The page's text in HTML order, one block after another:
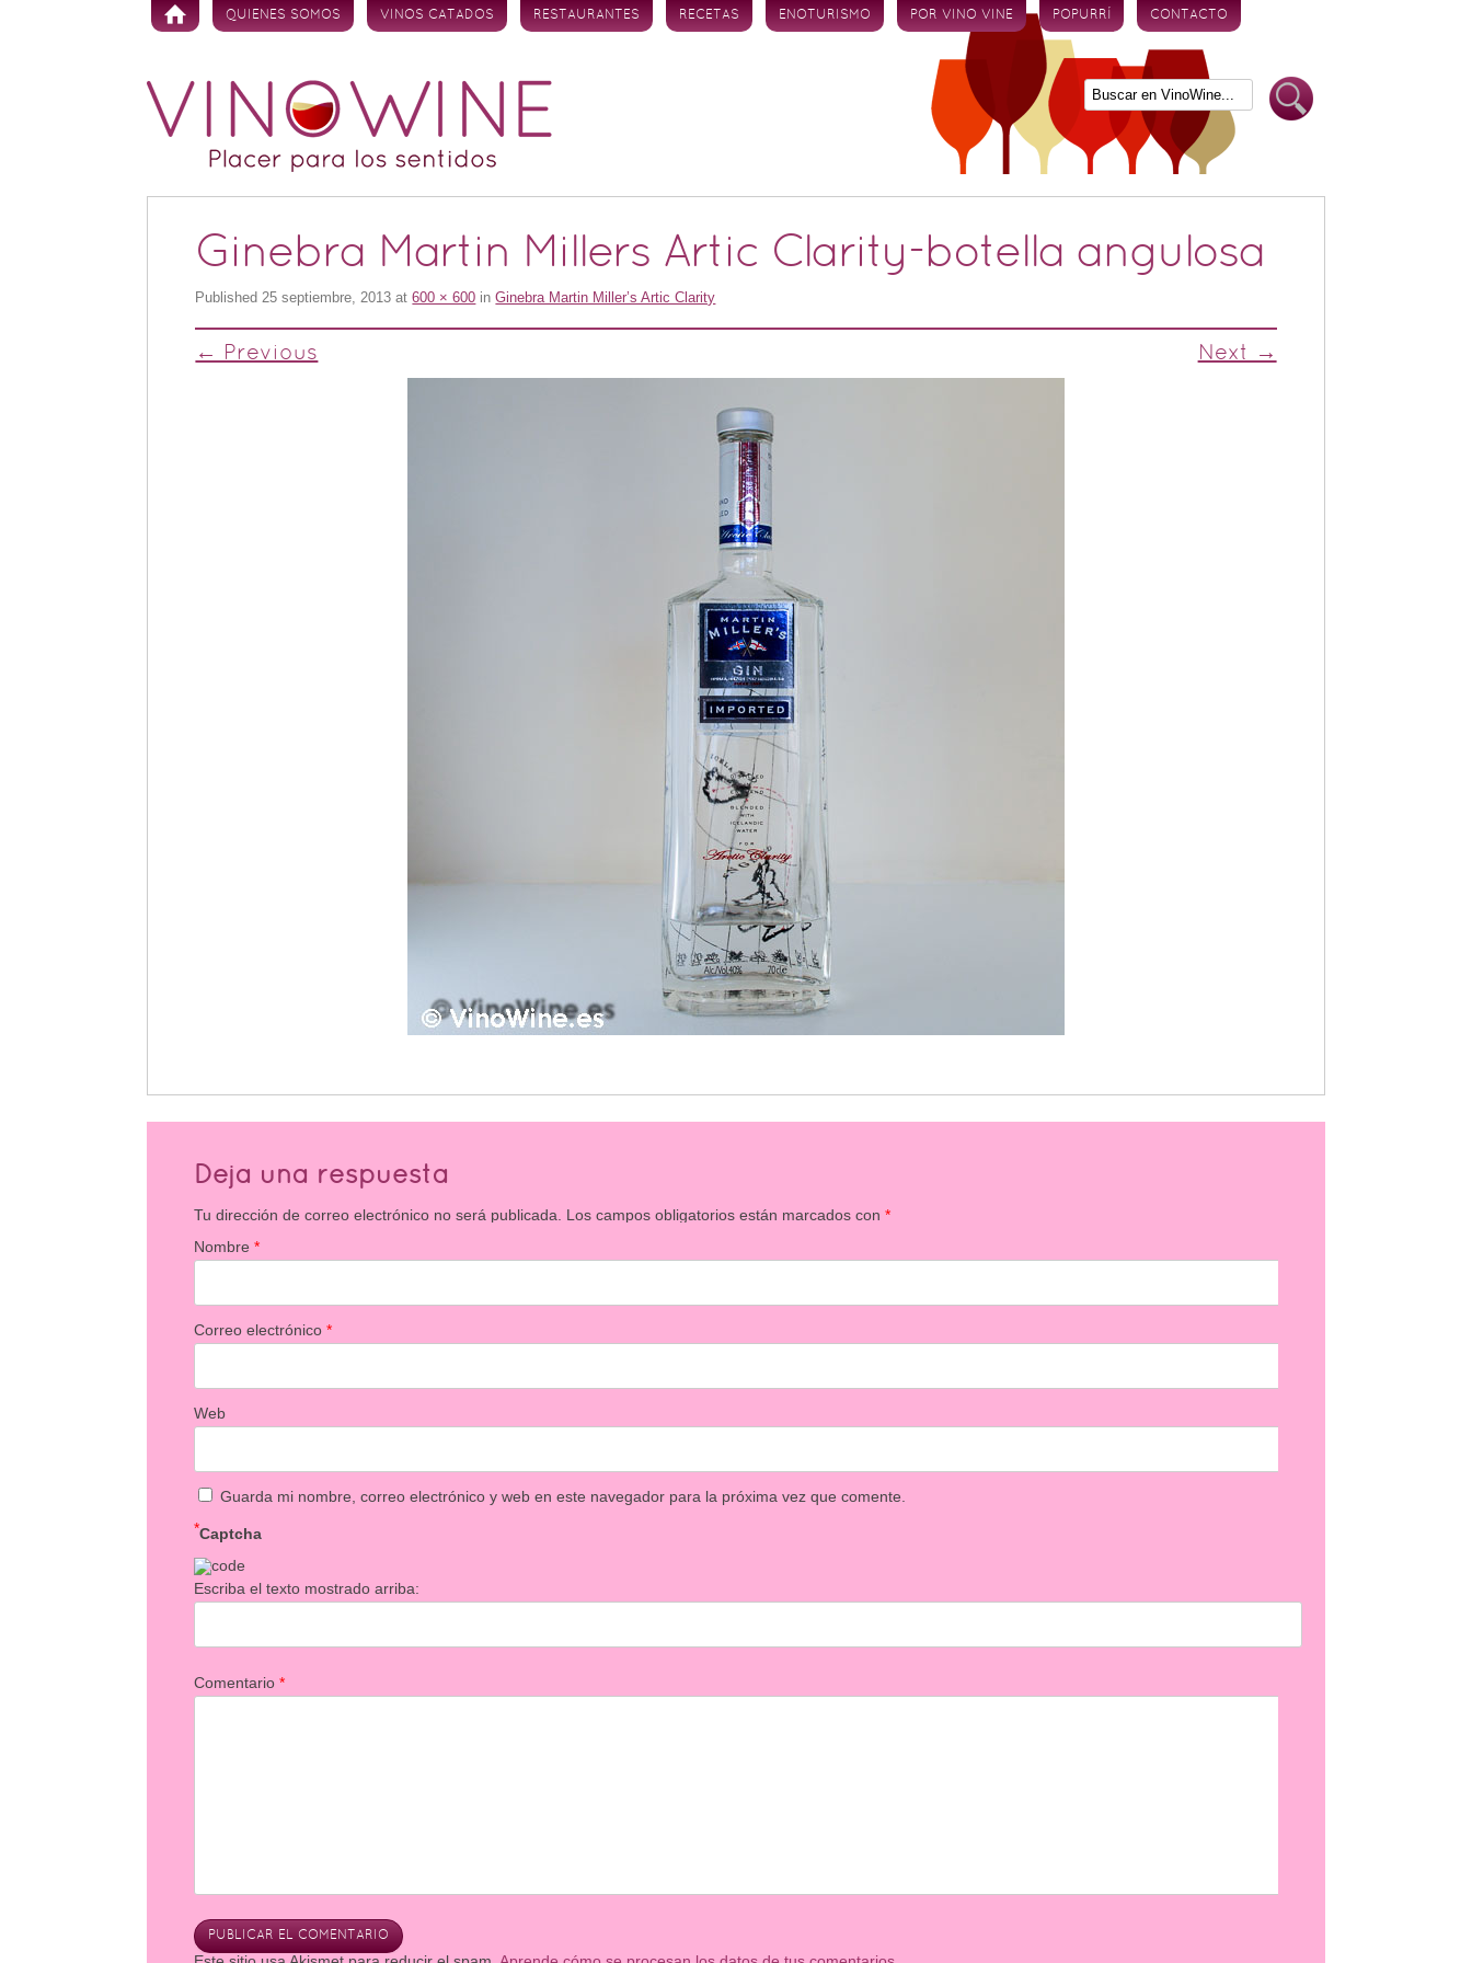
Skip to content
QUIENES SOMOS VINOS CATADOS RESTAURANTES RECETAS ENOTURISMO POR VINO VINE POPURRÍ CONTACTO
Ginebra Martin Millers Artic Clarity-botella angulosa
Published25 septiembre, 2013 at600 × 600 inGinebra Martin Miller’s Artic Clarity
← Previous Next →
Deja una respuesta
Tu dirección de correo electrónico no será publicada. Los campos obligatorios están marcados con*
Nombre*
Correo electrónico*
Web
Guarda mi nombre, correo electrónico y web en este navegador para la próxima vez que comente.
Captcha
*
Escriba el texto mostrado arriba:
Comentario*